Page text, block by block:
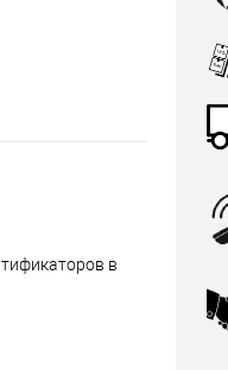
в